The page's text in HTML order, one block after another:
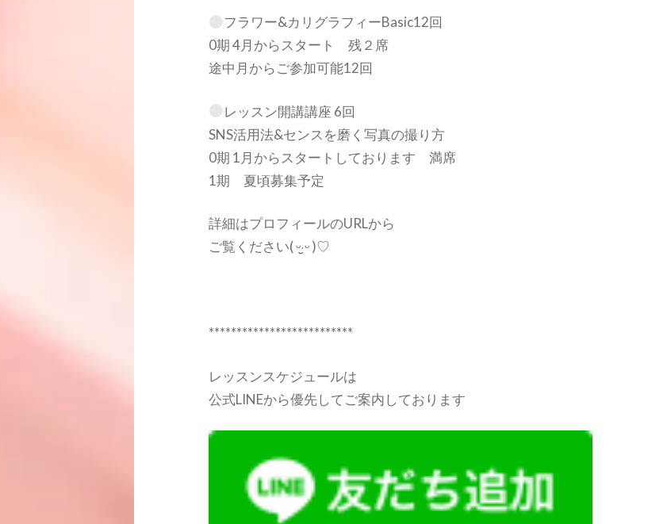
フラワー&カリグラフィーBasic12回
0期 4月からスタート 残２席
途中月からご参加可能12回
レッスン開講講座 6回
SNS活用法&センスを磨く写真の撮り方
0期 1月からスタートしております 満席
1期 夏頃募集予定
詳細はプロフィールのURLから
ご覧ください( ᵕ·̮ᵕ )♡
**************************
レッスンスケジュールは
公式LINEから優先してご案内しております